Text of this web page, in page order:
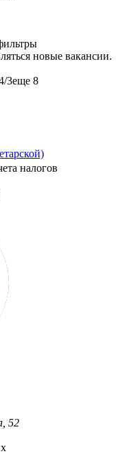
новые вакансии.
3еще 8
налогов
52